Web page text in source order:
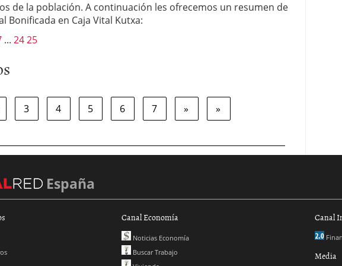
de la población. A continuación les ofrecemos un resumen de
Bonificada en Caja Vital Kutxa:
... 2425
3 4 5 6 7 » »
España
Canal Economía
Noticias Economía
Buscar Trabajo
Canal
Media